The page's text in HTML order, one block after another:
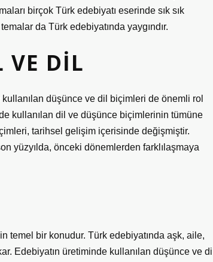
birçok Türk edebiyatı eserinde sık sık
da Türk edebiyatında yaygındır.
VE DIL
düşünce ve dil biçimleri de önemli rol
kullanılan dil ve düşünce biçimlerinin tümüne
tarihsel gelişim içerisinde değişmiştir.
yüzyılda, önceki dönemlerden farklılaşmaya
temel bir konudur. Türk edebiyatında aşk, aile,
Edebiyatın üretiminde kullanılan düşünce ve